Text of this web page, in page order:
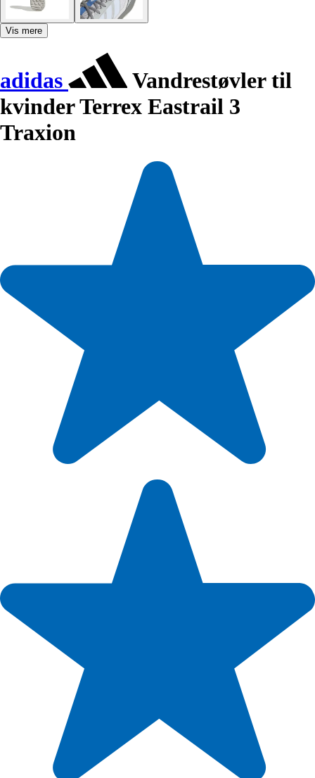
Vis mere
adidas
Vandrestøvler til
kvinder Terrex Eastrail 3
Traxion